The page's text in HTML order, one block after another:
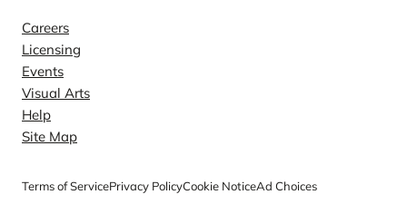
Careers
Licensing
Events
Visual Arts
Help
Site Map
Terms of ServicePrivacy PolicyCookie NoticeAd Choices